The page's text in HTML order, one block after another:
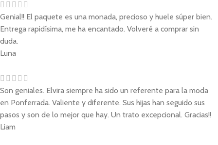
Genial!! El paquete es una monada, precioso y huele súper bien.
Entrega rapidísima, me ha encantado. Volveré a comprar sin
duda.
Luna
Son geniales. Elvira siempre ha sido un referente para la moda
en Ponferrada. Valiente y diferente. Sus hijas han seguido sus
pasos y son de lo mejor que hay. Un trato excepcional. Gracias!!
Liam